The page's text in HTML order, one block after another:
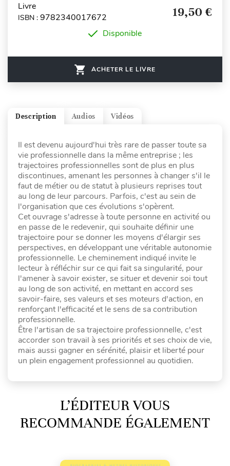
Livre
ISBN : 9782340017672 19,50 €
Disponible
ACHETER LE LIVRE
Vidéos
Audios
Description
Il est devenu aujourd'hui très rare de passer toute sa
vie professionnelle dans la même entreprise ; les
trajectoires professionnelles sont de plus en plus
discontinues, amenant les personnes à changer s'il le
faut de métier ou de statut à plusieurs reprises tout
au long de leur parcours. Parfois, c'est au sein de
l'organisation que ces évolutions s'opèrent.
Cet ouvrage s'adresse à toute personne en activité ou
en passe de le redevenir, qui souhaite définir une
trajectoire pour se donner les moyens d'élargir ses
perspectives, en développant une véritable autonomie
professionnelle. Le cheminement indiqué invite le
lecteur à réfléchir sur ce qui fait sa singularité, pour
l'amener à savoir exister, se situer et devenir soi tout
au long de son activité, en mettant en accord ses
savoir-faire, ses valeurs et ses moteurs d'action, en
renforçant l'efficacité et le sens de sa contribution
professionnelle.
Être l'artisan de sa trajectoire professionnelle, c'est
accorder son travail à ses priorités et ses choix de vie,
mais aussi gagner en sérénité, plaisir et liberté pour
un plein engagement professionnel au quotidien.
L’ÉDITEUR VOUS
RECOMMANDE ÉGALEMENT